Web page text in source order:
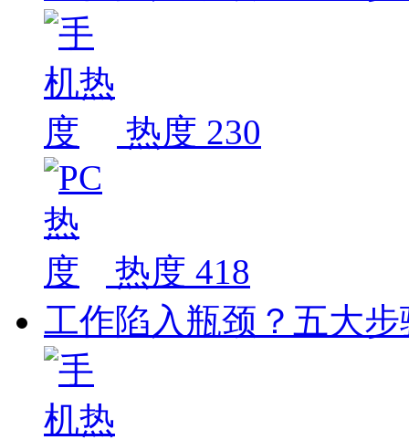
热度 230
热度 418
工作陷入瓶颈？五大